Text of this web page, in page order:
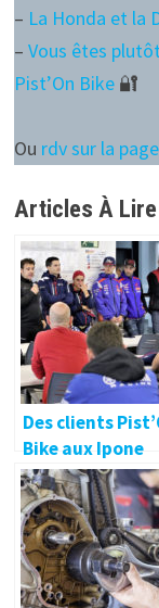
– La Honda et la
– Vous êtes
Pist’On Bike 🔐
Ou rdv sur la
Articles À Lire
Des clients
Bike aux Ipone
Days 🔐